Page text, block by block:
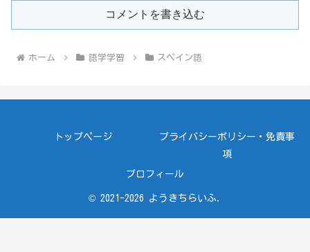
コメントを書き込む
ホーム 語学学習 スペイン語
トップページ
プライバシーポリシー・免責事
項
プロフィール
© 2021-2026 ようきちらいふ.